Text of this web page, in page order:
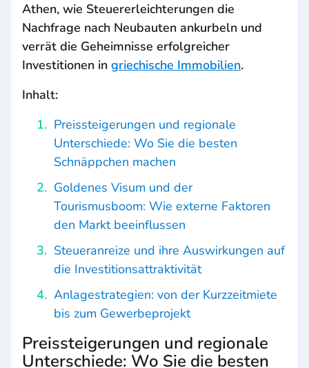
Athen, wie Steuererleichterungen die
Nachfrage nach Neubauten ankurbeln und
verrät die Geheimnisse erfolgreicher
Investitionen in griechische Immobilien.
Inhalt:
Preissteigerungen und regionale
Unterschiede: Wo Sie die besten
Schnäppchen machen
Goldenes Visum und der
Tourismusboom: Wie externe Faktoren
den Markt beeinflussen
Steueranreize und ihre Auswirkungen auf
die Investitionsattraktivität
Anlagestrategien: von der Kurzzeitmiete
bis zum Gewerbeprojekt
Preissteigerungen und regionale
Unterschiede: Wo Sie die besten